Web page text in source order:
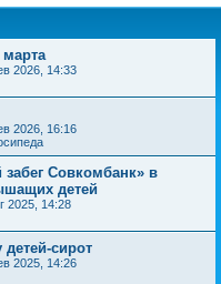
2026, 14:33
2026, 16:16
Совкомбанк» в
детей
2025, 14:28
сирот
2025, 14:26